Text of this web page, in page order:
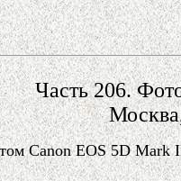
Часть 206.
Canon EOS 5D Mark